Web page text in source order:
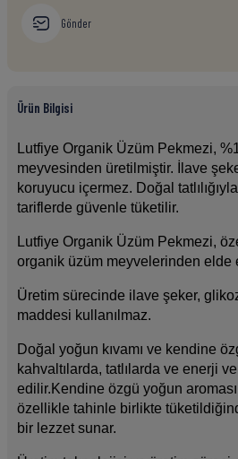
Gönder
Ürün Bilgisi
Lutfiye Organik Üzüm Pekmezi,
meyvesinden üretilmiştir. İlave
koruyucu içermez. Doğal
tariflerde güvenle tüketilir.
Lutfiye Organik Üzüm Pekmezi,
organik üzüm meyvelerinden elde
Üretim sürecinde ilave şeker,
maddesi kullanılmaz.
Doğal yoğun kıvamı ve kendine
kahvaltılarda, tatlılarda ve enerji
edilir.Kendine özgü yoğun
özellikle tahinle birlikte
bir lezzet sunar.